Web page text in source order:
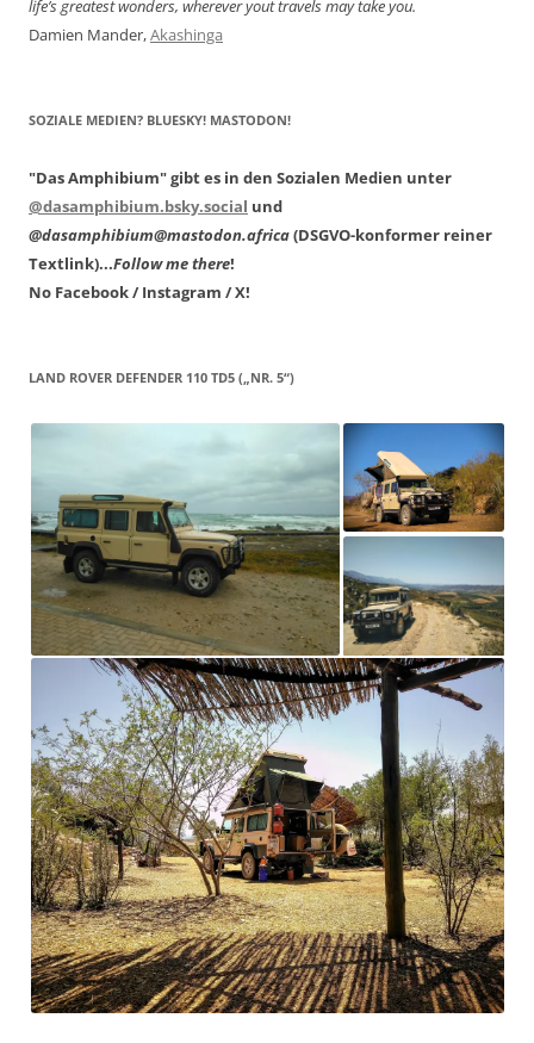
life’s greatest wonders, wherever yout travels may take you.
Damien Mander,Akashinga
SOZIALE MEDIEN? BLUESKY! MASTODON!
"Das Amphibium" gibt es in den Sozialen Medien unter
@dasamphibium.bsky.social und
@dasamphibium@mastodon.africa(DSGVO-konformer reiner
Textlink)...Follow me there!
No Facebook / Instagram / X!
LAND ROVER DEFENDER 110 TD5 („NR. 5“)